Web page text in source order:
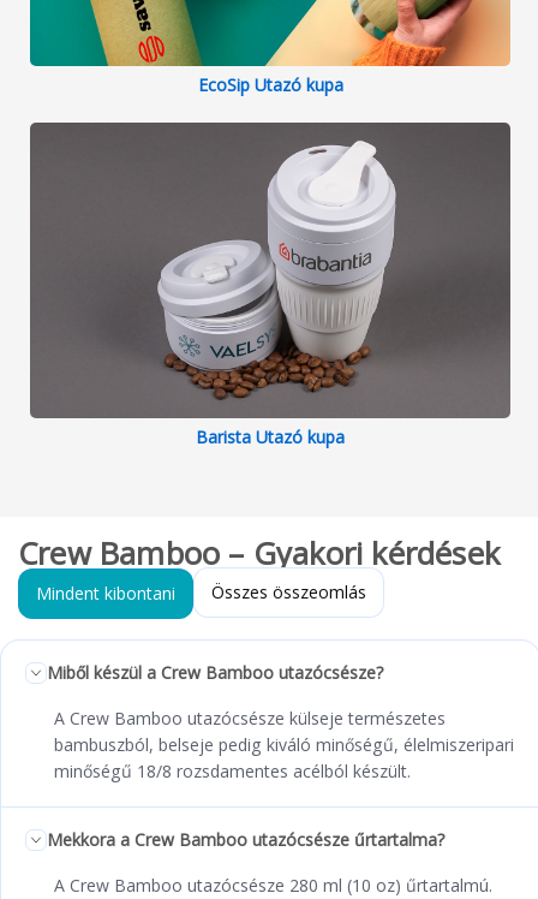
EcoSip Utazó kupa
Barista Utazó kupa
Crew Bamboo – Gyakori kérdések
Mindent kibontani Összes összeomlás
Miből készül a Crew Bamboo utazócsésze?
A Crew Bamboo utazócsésze külseje természetes
bambuszból, belseje pedig kiváló minőségű, élelmiszeripari
minőségű 18/8 rozsdamentes acélból készült.
Mekkora a Crew Bamboo utazócsésze űrtartalma?
A Crew Bamboo utazócsésze 280 ml (10 oz) űrtartalmú.